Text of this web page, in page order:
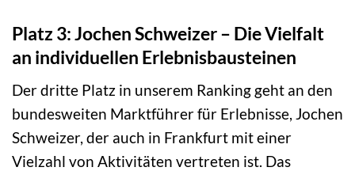
Platz 3: Jochen Schweizer – Die Vielfalt
an individuellen Erlebnisbausteinen
Der dritte Platz in unserem Ranking geht an den
bundesweiten Marktführer für Erlebnisse, Jochen
Schweizer, der auch in Frankfurt mit einer
Vielzahl von Aktivitäten vertreten ist. Das